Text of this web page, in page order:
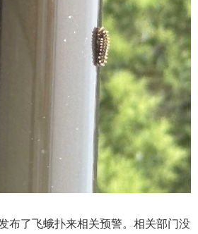
布了飞蛾扑来相关预警。相关部门没